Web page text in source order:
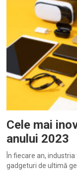
Cele mai
anului 2023
În fiecare an,
gadgeturi de ultimă